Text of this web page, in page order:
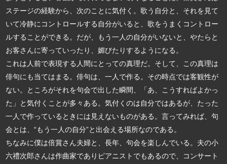
ステージの経験から、次のことに気付く。歌う自分と、それを見て
いて冷静にコントロールする自分がいると、歌をうまくコントロー
ルすることができる。だが、もう一人の自分がいないと、やたらと
お客さんに寄っていったり、媚びたりするようになる。
これは人前で表現する人間にとっての真理だ。そして、この真理は
俳句にも当てはまる。俳句は、一人で作る。その時点では客観性が
ない。ところがそれを句会で出した瞬間、「あ、こうすればよかっ
た」と気付くことが多々ある。気付くのは自分ではあるが、たった
一人で作っているときには見えないものがある。言ってみれば、句
会とは、“もう一人の自分”と出会える場所なのである。
ちなみに僕は倍賞さん夫婦と、長年、句会を楽しんでいる。夫の小
六禮次郎さんは作曲家でありピアニストでもあるので、コンサート